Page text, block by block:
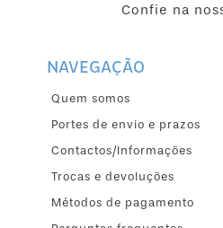
Confie na
NAVEGAÇÃO
Quem somos
Portes de envio e prazos
Contactos/Informações
Trocas e devoluções
Métodos de pagamento